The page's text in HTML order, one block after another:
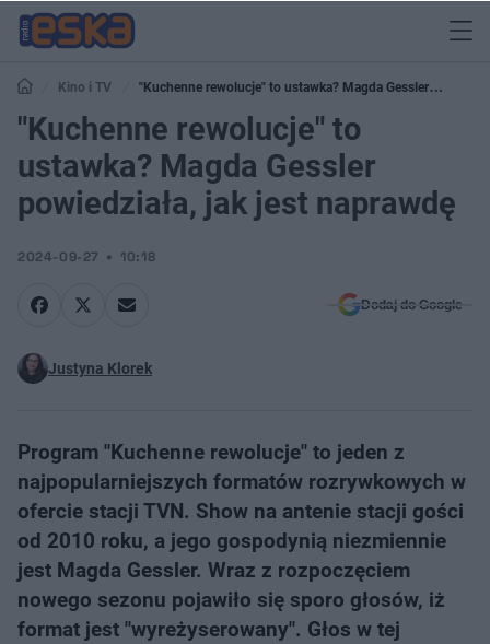
Kino i TV
"Kuchenne rewolucje" to ustawka? Magda Gessler
powiedziała, jak jest naprawdę
"Kuchenne rewolucje" to
ustawka? Magda Gessler
powiedziała, jak jest naprawdę
2024-09-27 10:18
Dodaj do Google
Justyna Klorek
Program "Kuchenne rewolucje" to jeden z
najpopularniejszych formatów rozrywkowych w
ofercie stacji TVN. Show na antenie stacji gości
od 2010 roku, a jego gospodynią niezmiennie
jest Magda Gessler. Wraz z rozpoczęciem
nowego sezonu pojawiło się sporo głosów, iż
format jest "wyreżyserowany". Głos w tej